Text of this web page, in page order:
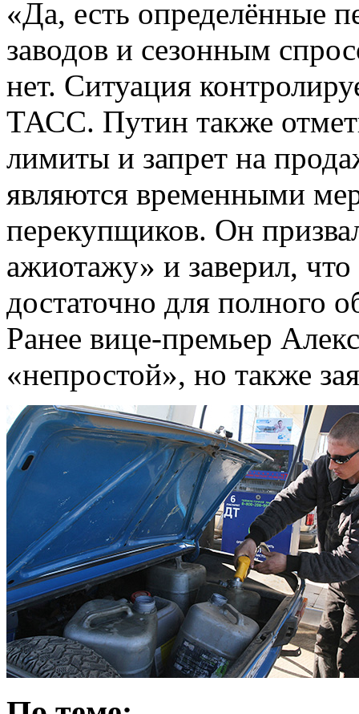
«Да, есть определённые
заводов и сезонным
нет. Ситуация
ТАСС. Путин также
лимиты и запрет на
являются временными
перекупщиков. Он
ажиотажу» и заверил, что
достаточно для полного
Ранее вице-премьер
«непростой», но также